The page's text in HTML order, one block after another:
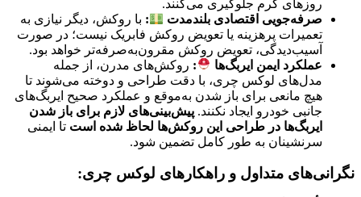
روزهای گرم جلوگیری می‌کنند.
صرفه‌جویی اقتصادی بلندمدت
: با روکش، دیگر نیازی به
تعمیرات پرهزینه یا تعویض روکش فابریک نیست؛ در صورت
آسیب‌دیدگی، تعویض روکش مقرون‌به‌صرفه‌تر خواهد بود.
عملکرد ایمن ایربگ‌ها
: روکش‌های مدرن، از جمله
مدل‌های لوکس چری، با دقت طراحی و دوخته می‌شوند تا
هیچ مانعی برای باز شدن به‌موقع و عملکرد صحیح ایربگ‌های
جانبی خودرو ایجاد نکنند. پیش‌بینی‌های لازم برای باز شدن
ایربگ‌ها در طراحی این روکش‌ها لحاظ شده است تا ایمنی
سرنشینان به طور کامل تضمین شود.
نگرانی‌های متداول و راهکارهای لوکس چری: